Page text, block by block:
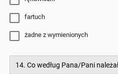
fartuch
żadne z wymienionych
14. Co według Pana/Pani